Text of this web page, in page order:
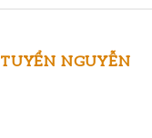
TUYỂN NGUYỄN